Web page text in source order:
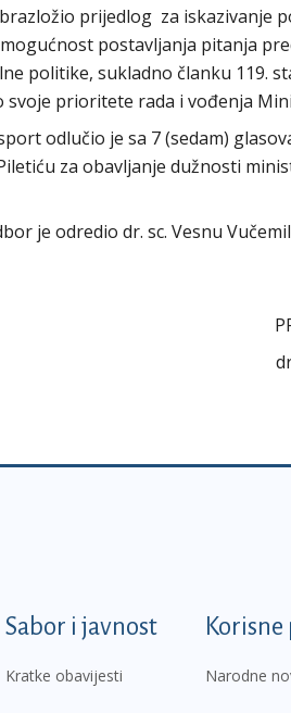
prijedlog za iskazivanje
postavljanja pitanja
politike, sukladno članku 119.
prioritete rada i vođenja
odlučio je sa 7 (sedam)
za obavljanje dužnosti
je odredio dr. sc. Vesnu
Sabor i javnost
Kratke obavijesti Narodne